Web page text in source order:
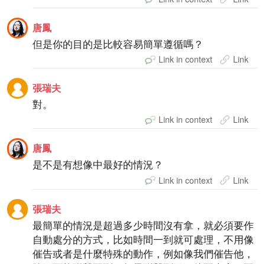
唐鳳
但是你的目的是比較容易簡單遵循嗎？
Link in context Link
張瑞夫
對。
Link in context Link
唐鳳
是不是有想像中最好的情況？
Link in context Link
張瑞夫
最簡單的情況是超過多少時間沒有拿，就必須要作
自動處分的方式，比如時間一到就可處理，不用像
催告或者是什麼特殊的動作，例如像我們催告他，